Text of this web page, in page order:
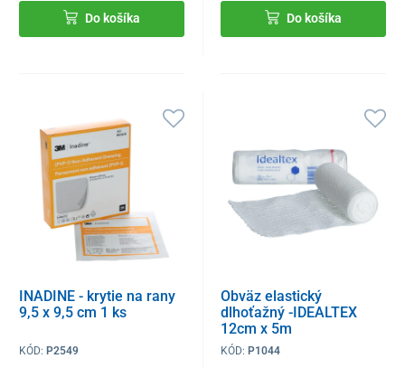
Do košíka Do košíka
INADINE - krytie na rany
9,5 x 9,5 cm 1 ks
KÓD: P2549
Obväz elastický
dlhoťažný -IDEALTEX
12cm x 5m
KÓD:P1044